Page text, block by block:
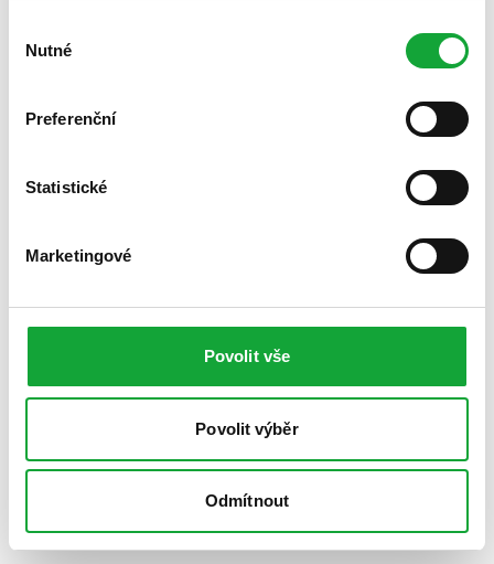
souhlasu
Nutné
Preferenční
Statistické
Marketingové
Povolit vše
Povolit výběr
Odmítnout